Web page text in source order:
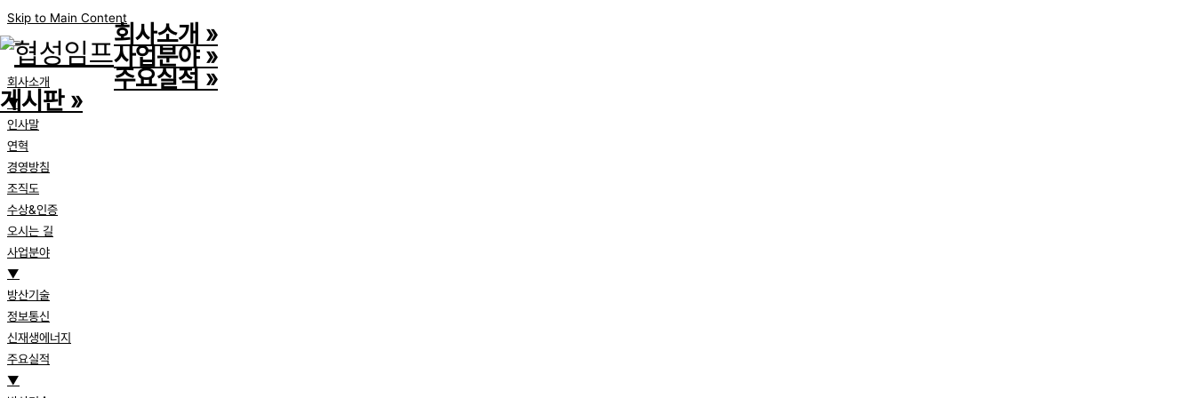
Skip to Main Content
회사소개
▼
인사말
연혁
경영방침
조직도
수상&인증
오시는 길
사업분야
▼
방산기술
정보통신
신재생에너지
주요실적
▼
회사소개 »
사업분야»
주요실적»
게시판»